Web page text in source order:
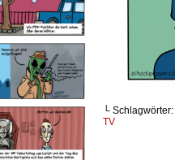
└ Schlagwörter:
TV